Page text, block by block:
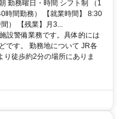
勤務曜日・時間 シフト制 （1
時間勤務） 【就業時間】 8:30
） 【残業】月3...
設警備業務です。具体的には
です。 勤務地について JR各
徒歩約2分の場所にありま